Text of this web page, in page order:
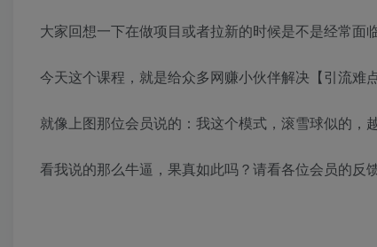
大家回想一下在做项目或者拉新的时候是不是经常面
今天这个课程，就是给众多网赚小伙伴解决【引流难
就像上图那位会员说的：我这个模式，滚雪球似的，
看我说的那么牛逼，果真如此吗？请看各位会员的反